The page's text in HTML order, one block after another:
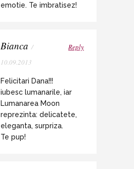
emotie. Te imbratisez!
Bianca /
10.09.2013
Reply
Felicitari Dana!!!
iubesc lumanarile, iar
Lumanarea Moon
reprezinta: delicatete,
eleganta, surpriza.
Te pup!